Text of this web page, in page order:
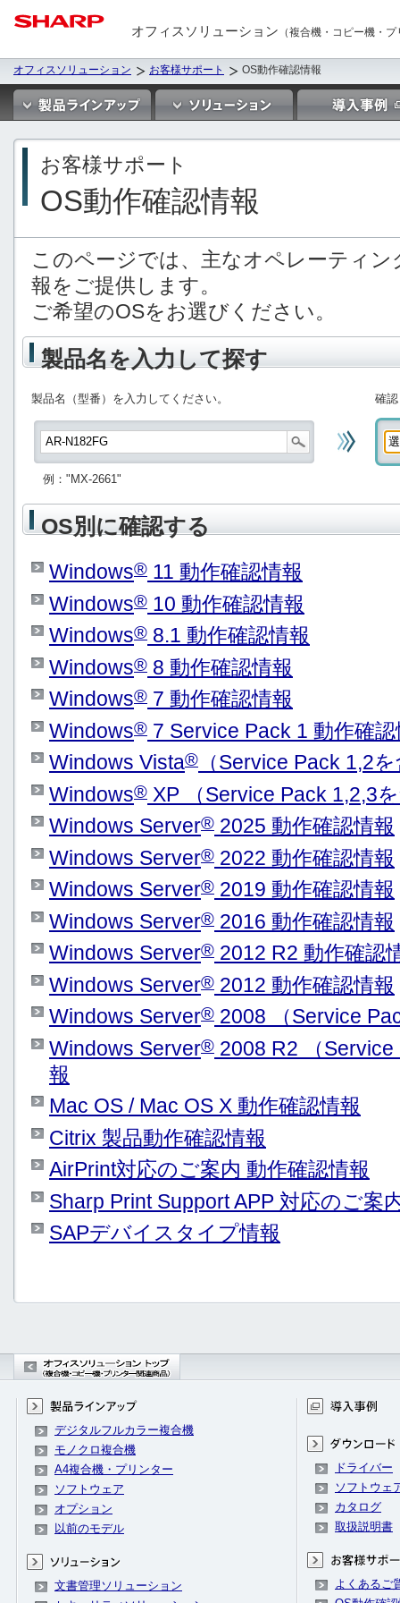
オフィスソリューション （複合機・コピー機・
オフィスソリューション お客様サポート OS動作確認情報
お客様サポート
OS動作確認情報
このページでは、主なオペレーティ
報をご提供します。
ご希望のOSをお選びください。
製品名を入力して探す
製品名（型番）を入力してください。
例："MX-2661"
確
OS別に確認する
Windows® 11 動作確認情報
Windows® 10 動作確認情報
Windows® 8.1 動作確認情報
Windows® 8 動作確認情報
Windows® 7 動作確認情報
Windows® 7 Service Pack 1 動作確
Windows Vista® （Service Pack 1,2
Windows® XP （Service Pack 1,2,3
Windows Server® 2025 動作確認情報
Windows Server® 2022 動作確認情報
Windows Server® 2019 動作確認情報
Windows Server® 2016 動作確認情報
Windows Server® 2012 R2 動作確認
Windows Server® 2012 動作確認情報
Windows Server® 2008 （Service
Windows Server® 2008 R2 （
報
Mac OS / Mac OS X 動作確認情報
Citrix 製品動作確認情報
AirPrint対応のご案内 動作確認情報
Sharp Print Support APP 対応のご案
SAPデバイスタイプ情報
デジタルフルカラー複合機
モノクロ複合機
A4複合機・プリンター
ソフトウェア
オプション
以前のモデル
文書管理ソリューション
ドライバー
ソフトウェ
カタログ
取扱説明書
よくあるご